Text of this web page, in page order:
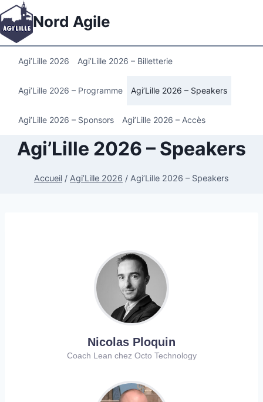
Aller
au
contenu
Nord Agile
Agi’Lille 2026 Agi’Lille 2026 – Billetterie
Agi’Lille 2026 – Programme Agi’Lille 2026 – Speakers
Agi’Lille 2026 – Sponsors Agi’Lille 2026 – Accès
Agi’Lille 2026 – Speakers
Accueil / Agi’Lille 2026 / Agi’Lille 2026 – Speakers
Nicolas Ploquin
Coach Lean chez Octo Technology